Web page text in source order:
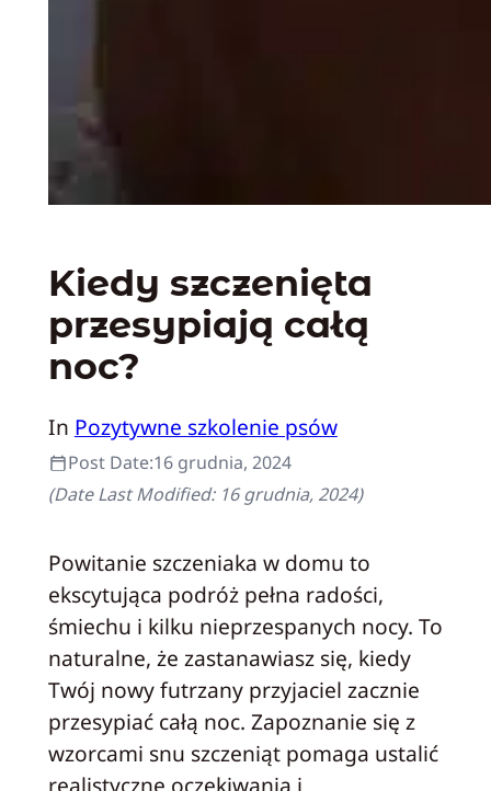
Kiedy szczenięta
przesypiają całą
noc?
In Pozytywne szkolenie psów
Post Date:16 grudnia, 2024
(Date Last Modified: 16 grudnia, 2024)
Powitanie szczeniaka w domu to
ekscytująca podróż pełna radości,
śmiechu i kilku nieprzespanych nocy. To
naturalne, że zastanawiasz się, kiedy
Twój nowy futrzany przyjaciel zacznie
przesypiać całą noc. Zapoznanie się z
wzorcami snu szczeniąt pomaga ustalić